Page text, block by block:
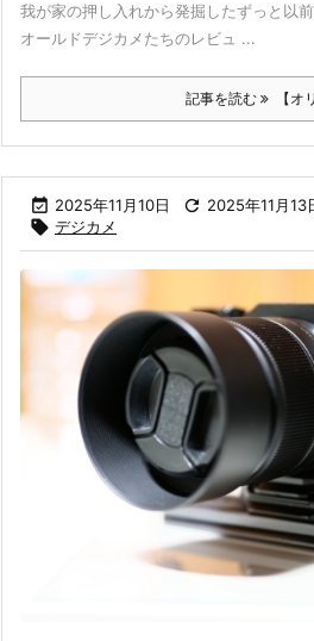
我が家の押し入れから発掘したずっと以
オールドデジカメたちのレビュ ...
記事を読む 【オ
 2025年11月10日  2025年11月13
 デジカメ